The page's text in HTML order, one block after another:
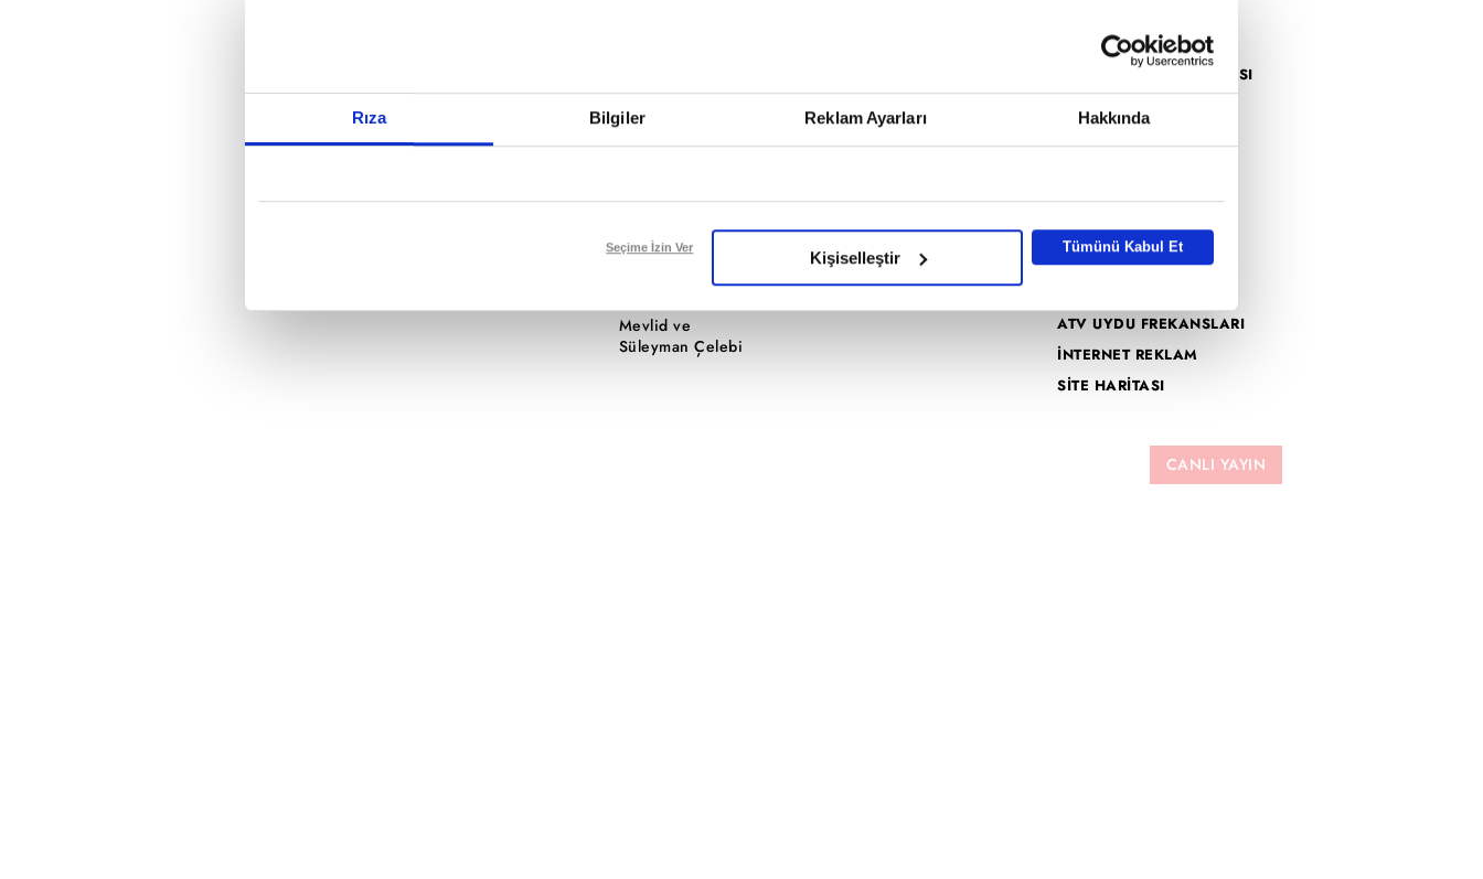
Rıza Bilgiler Reklam Ayarları Hakkında
Seçime İzin Ver
Kişiselleştir
Tümünü Kabul Et
Sen Anlat
Avrupa Yakası
Kardeşlerim
Olmak İster?
Var Mısın Yok
Musun
Nihat Hatipoğlu
Akika ve Sahara
Mevlid ve
Süleyman Çelebi
Sonu
Kuruluş Orhan
Kadro
MİLYONER FORM SAYFASI
FORM SAYFASI
KÜNYE
GİZLİLİK BİLDİRİMİ
ATV UYDU FREKANSLARI
İNTERNET REKLAM
SİTE HARİTASI
CANLI YAYIN